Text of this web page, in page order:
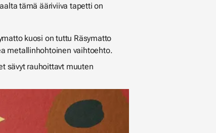
tämä ääriviiva tapetti on
kuosi on tuttu Räsymatto
metallinhohtoinen vaihtoehto.
sävyt rauhoittavt muuten